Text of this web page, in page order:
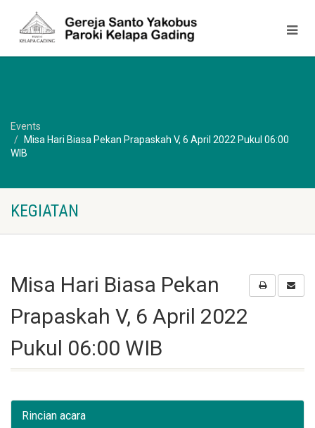
Events
Misa Hari Biasa Pekan Prapaskah V, 6 April 2022 Pukul 06:00
WIB
KEGIATAN
Misa Hari Biasa Pekan
Prapaskah V, 6 April 2022
Pukul 06:00 WIB
Rincian acara